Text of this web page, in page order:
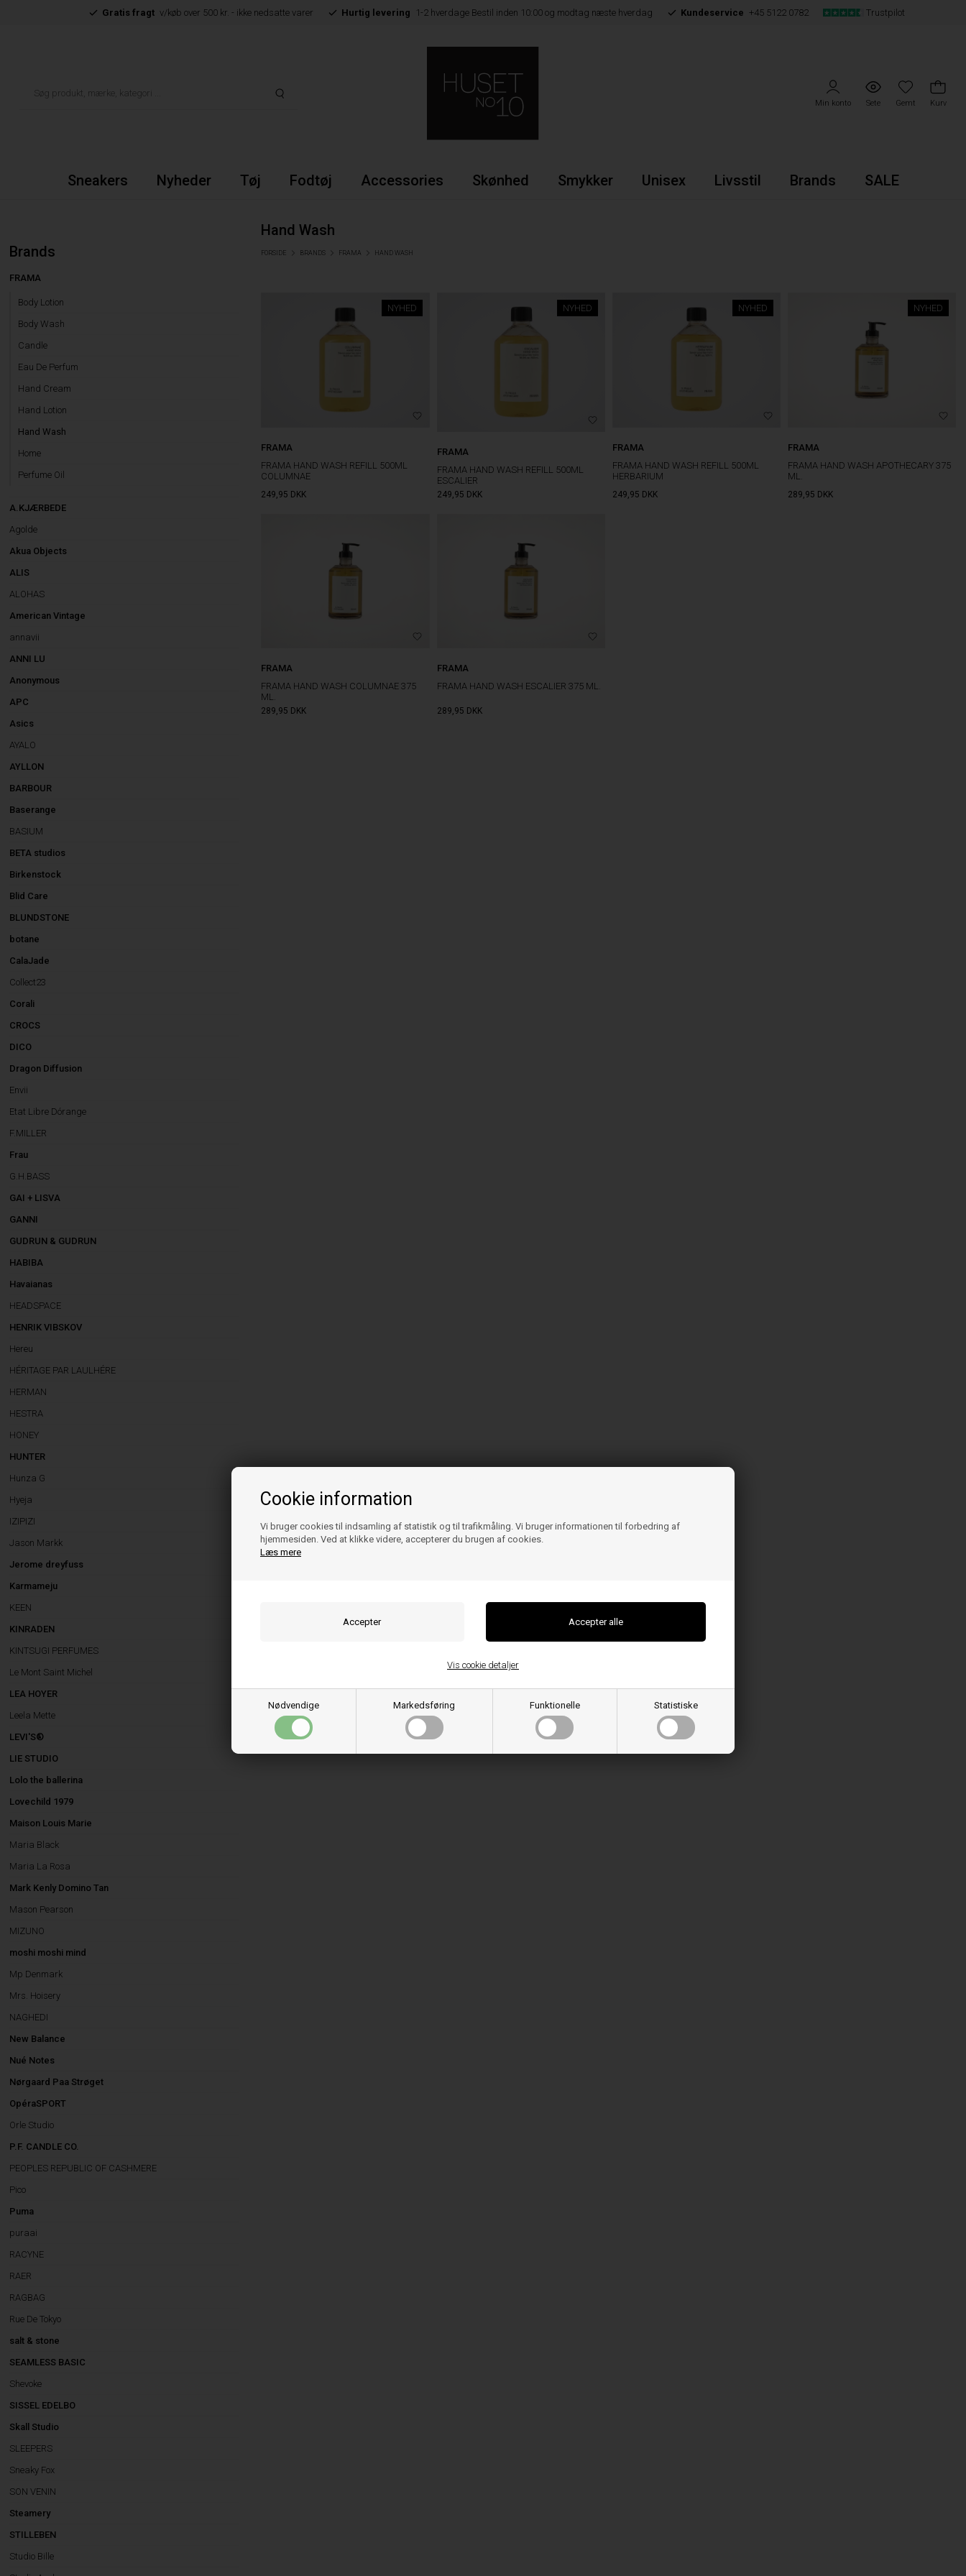
Cookie information
Vi bruger cookies til indsamling af statistik og til trafikmåling. Vi bruger informationen til forbedring af
hjemmesiden. Ved at klikke videre, accepterer du brugen af cookies.
Læs mere
Nødvendige Markedsføring Funktionelle Statistiske
Vis cookie detaljer
Gratis fragt v/køb over 500 kr. - ikke nedsatte varer Hurtig levering 1-2 hverdage Bestil inden 10:00 og modtag næste hverdag Kundeservice +45 5122 0782 Trustpilot
Min konto Sete Gemt Kurv
Sneakers Nyheder Tøj Fodtøj Accessories Skønhed Smykker Unisex Livsstil Brands SALE
Brands
FRAMA
Body Lotion
Body Wash
Candle
Eau De Perfum
Hand Cream
Hand Lotion
Hand Wash
Home
Perfume Oil
A.KJÆRBEDE
Agolde
Akua Objects
ALIS
ALOHAS
American Vintage
annavii
ANNI LU
Anonymous
APC
Asics
AYALO
AYLLON
BARBOUR
Baserange
BASIUM
BETA studios
Birkenstock
Blid Care
BLUNDSTONE
botane
CalaJade
Collect23
Corali
CROCS
DICO
Dragon Diffusion
Envii
Etat Libre Dórange
F.MILLER
Frau
G.H.BASS
GAI + LISVA
GANNI
GUDRUN & GUDRUN
HABIBA
Havaianas
HEADSPACE
HENRIK VIBSKOV
Hereu
HÉRITAGE PAR LAULHÉRE
HERMAN
HESTRA
HONEY
HUNTER
Hunza G
Hyeja
IZIPIZI
Jason Markk
Jerome dreyfuss
Karmameju
KEEN
KINRADEN
KINTSUGI PERFUMES
Le Mont Saint Michel
LEA HOYER
Leela Mette
LEVI'S®
LIE STUDIO
Lolo the ballerina
Lovechild 1979
Maison Louis Marie
Maria Black
Maria La Rosa
Mark Kenly Domino Tan
Mason Pearson
MIZUNO
moshi moshi mind
Mp Denmark
Mrs. Hoisery
NAGHEDI
New Balance
Nué Notes
Nørgaard Paa Strøget
OpéraSPORT
Orle Studio
P.F. CANDLE CO.
PEOPLES REPUBLIC OF CASHMERE
Pico
Puma
puraai
RACYNE
RAER
RAGBAG
Rue De Tokyo
salt & stone
SEAMLESS BASIC
Shevoke
SISSEL EDELBO
Skall Studio
SLEEPERS
Sneaky Fox
SON VENIN
Steamery
STILLEBEN
Studio Bille
Hand Wash
FORSIDE BRANDS FRAMA HAND WASH
NYHED
FRAMA
FRAMA HAND WASH REFILL 500ML
COLUMNAE
249,95 DKK
NYHED
FRAMA
FRAMA HAND WASH REFILL 500ML
ESCALIER
249,95 DKK
NYHED
FRAMA
FRAMA HAND WASH REFILL 500ML
HERBARIUM
249,95 DKK
NYHED
FRAMA
FRAMA HAND WASH APOTHECARY 375
ML.
289,95 DKK
FRAMA
FRAMA HAND WASH COLUMNAE 375
ML.
289,95 DKK
FRAMA
FRAMA HAND WASH ESCALIER 375 ML.
289,95 DKK